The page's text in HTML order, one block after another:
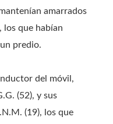
amarrados
los que habían
predio.
del móvil,
(52), y sus
(19), los que